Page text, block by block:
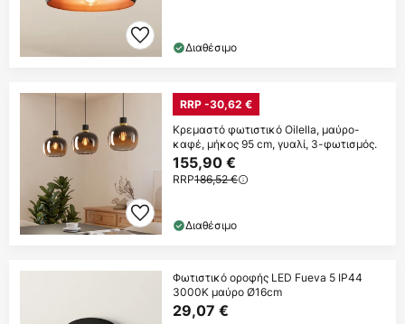
Διαθέσιμο
RRP -30,62 €
Κρεμαστό φωτιστικό Oilella, μαύρο-
καφέ, μήκος 95 cm, γυαλί, 3-φωτισμός.
155,90 €
RRP186,52 €
Διαθέσιμο
Φωτιστικό οροφής LED Fueva 5 IP44
3000K μαύρο Ø16cm
29,07 €